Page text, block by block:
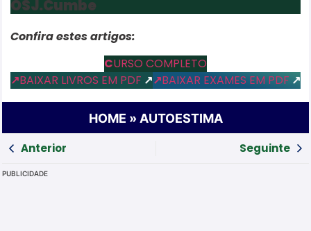
OSJ.Cumbe
Confira estes artigos:
CURSO COMPLETO
↗BAIXAR LIVROS EM PDF ↗↗BAIXAR EXAMES EM PDF ↗
HOME » AUTOESTIMA
Anterior Seguinte
PUBLICIDADE